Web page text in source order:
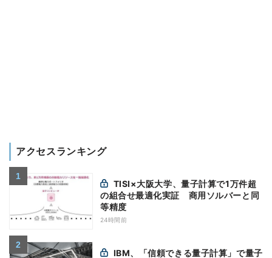
アクセスランキング
の組合せ最適化実証 商用ソルバーと同
等精度
24時間前